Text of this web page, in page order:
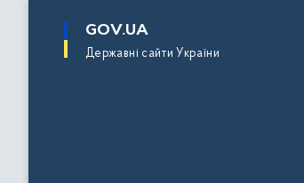
основного
GOV.UA
Державні сайти України